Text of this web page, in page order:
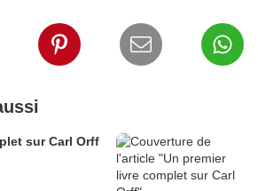
sur Carl Orff